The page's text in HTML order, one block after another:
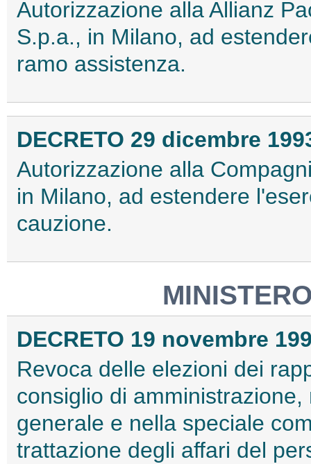
Autorizzazione alla Allianz
S.p.a., in Milano, ad
ramo assistenza.
DECRETO 29 dicembre
Autorizzazione alla
in Milano, ad estendere
cauzione.
DECRETO 19 novembre
Revoca delle elezioni dei
consiglio di
generale e nella speciale
trattazione degli affari del